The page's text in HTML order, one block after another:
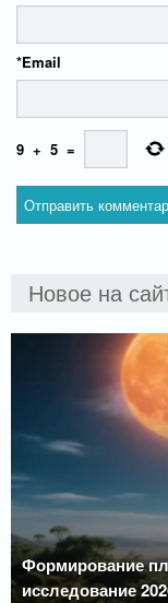
Email
*
9 + 5 =
Новое на
Формирование
исследование